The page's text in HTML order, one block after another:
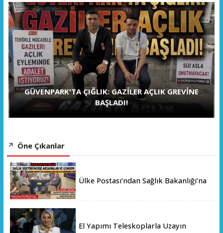
GÜVENPARK'TA ÇIĞLIK: GAZİLER AÇLIK GREVİNE
BAŞLADI!
Öne Çıkanlar
Ülke Postası’ndan Sağlık Bakanlığı’na
El Yapımı Teleskoplarla Uzayın